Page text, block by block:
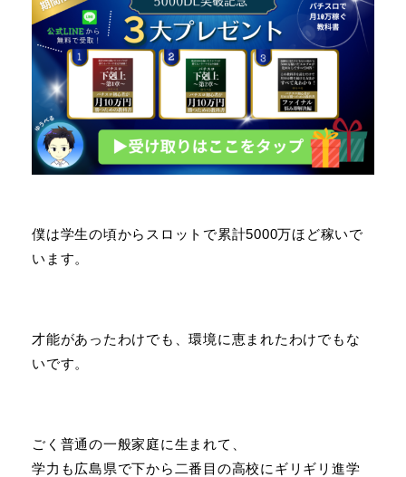
僕は学生の頃からスロットで累計5000万ほど稼いで
います。
才能があったわけでも、環境に恵まれたわけでもな
いです。
ごく普通の一般家庭に生まれて、
学力も広島県で下から二番目の高校にギリギリ進学